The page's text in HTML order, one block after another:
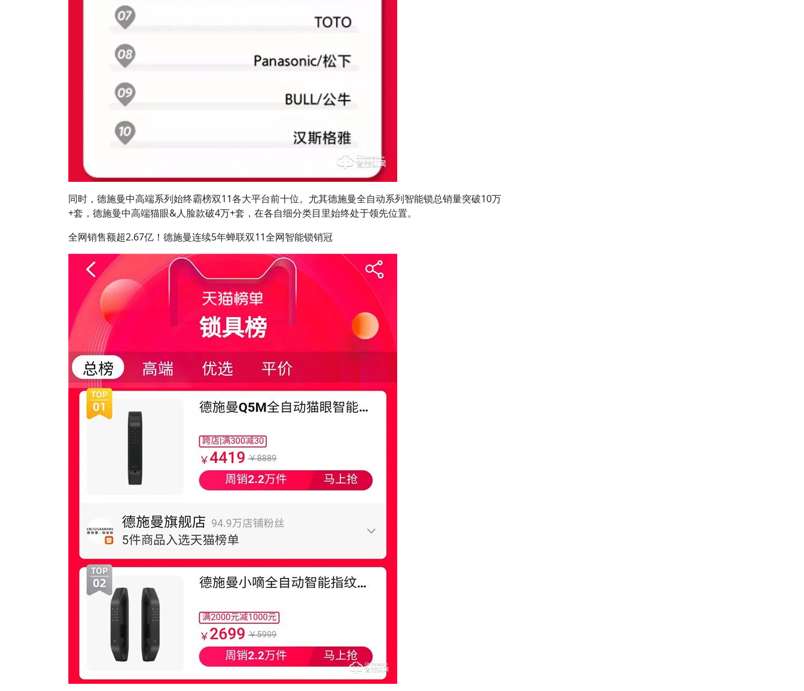
同时，德施曼中高端系列始终霸榜双11各大平台前十位。尤其德施曼全自动系列智能锁总销量突破10万
+套，德施曼中高端猫眼&人脸款破4万+套，在各自细分类目里始终处于领先位置。
全网销售额超2.67亿！德施曼连续5年蝉联双11全网智能锁销冠